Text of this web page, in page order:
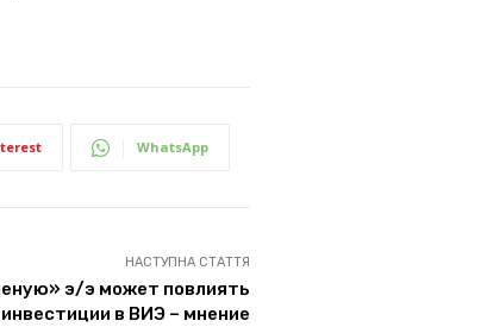
WhatsApp
НАСТУПНА СТАТТЯ
э/э может повлиять
в ВИЭ – мнение